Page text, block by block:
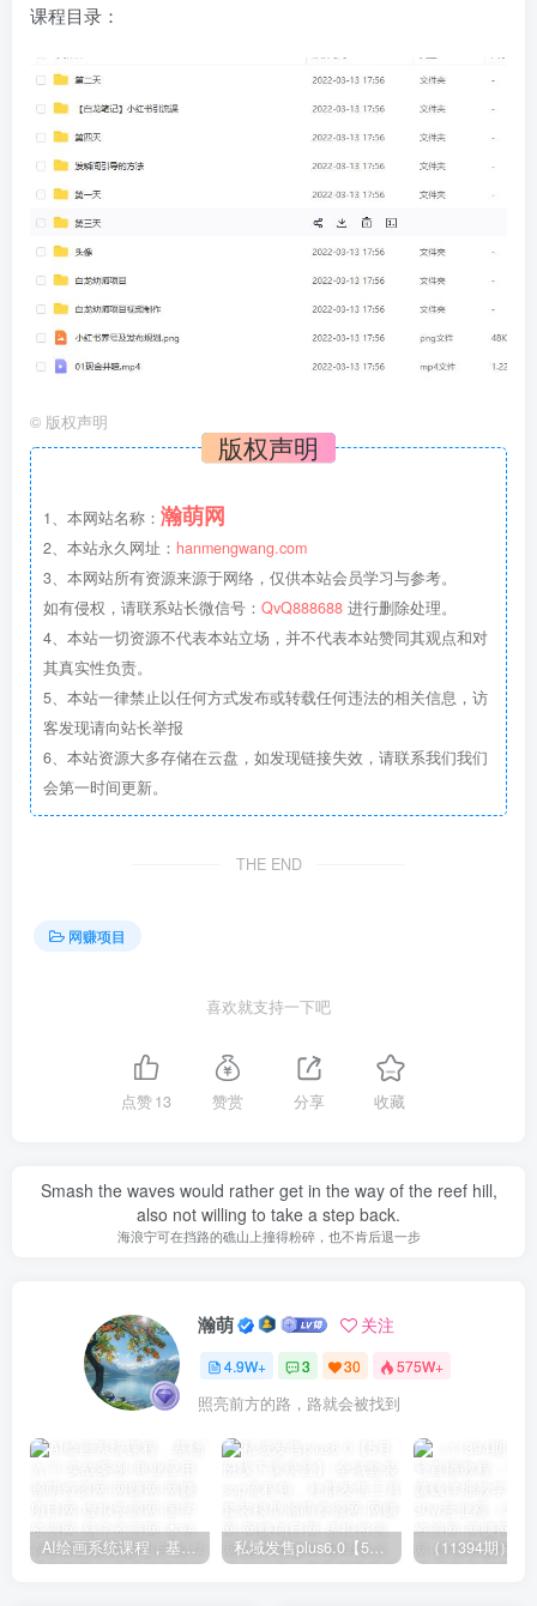
课程目录：
© 版权声明
版权声明
1、本网站名称： 瀚萌网
2、本站永久网址： hanmengwang.com
3、本网站所有资源来源于网络，仅供本站会员学习与参考。
如有侵权，请联系站长微信号： QvQ888688 进行删除处理。
4、本站一切资源不代表本站立场，并不代表本站赞同其观点和对
其真实性负责。
5、本站一律禁止以任何方式发布或转载任何违法的相关信息，访
客发现请向站长举报
6、本站资源大多存储在云盘，如发现链接失效，请联系我们我们
会第一时间更新。
THE END
网赚项目
喜欢就支持一下吧
点赞13 赞赏 分享 收藏
Smash the waves would rather get in the way of the reef hill,
also not willing to take a step back.
海浪宁可在挡路的礁山上撞得粉碎，也不肯后退一步
瀚萌 关注
4.9W+ 3 30 575W+
照亮前方的路，路就会被找到
AI绘画系统课程，基础入门-实战案例-商业应用 私域发售plus6.0【5月份线下课录音】/全域套装sop流程包，社群发售工具套装模型